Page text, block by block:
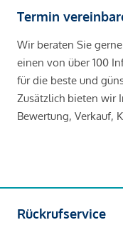
Termin
Wir beraten Sie
einen von über 100
für die beste und
Zusätzlich bieten wir
Bewertung, Verkauf,
Rückrufservice